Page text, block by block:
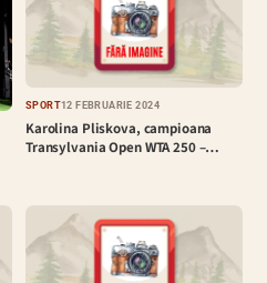
SPORT12 FEBRUARIE 2024
Karolina Pliskova, campioana
Transylvania Open WTA 250 –…